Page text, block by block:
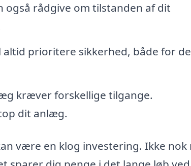
også rådgive om tilstanden af dit
prioritere sikkerhed, både for
kræver forskellige tilgange.
dit anlæg.
være en klog investering. Ikke nok